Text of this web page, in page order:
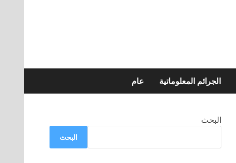
الجرائم المعلوماتية عام
البحث
البحث